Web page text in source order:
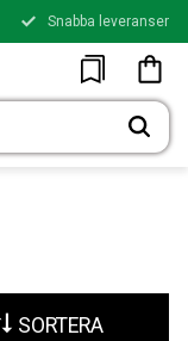
Snabba leveranser
Favoriter
SORTERA